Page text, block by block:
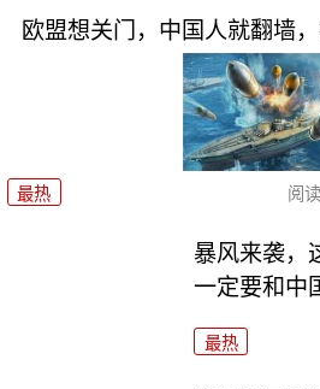
欧盟想关门，中国人就翻墙
最热 阅读
暴风来袭，
一定要和中
最热